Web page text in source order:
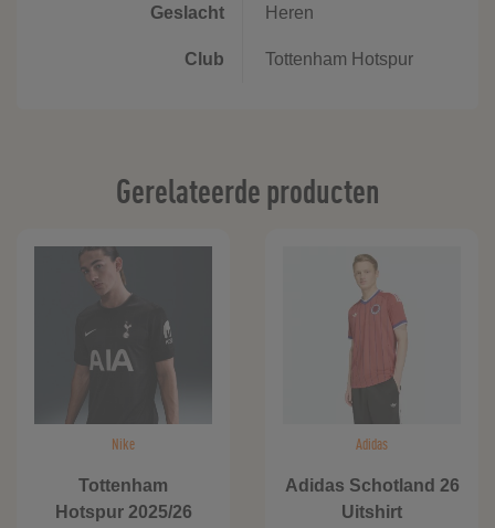
Geslacht Heren
Club Tottenham Hotspur
Gerelateerde producten
Nike
Tottenham
Hotspur 2025/26
Adidas
Adidas Schotland 26
Uitshirt